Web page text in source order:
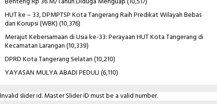
HUT ke – 33, DPMPTSP Kota Tangerang Raih Predikat Wilayah Bebas
dari Korupsi (WBK)(10,376)
Merajut Kebersamaan di Usia ke-33: Perayaan HUT Kota Tangerang di
Kecamatan Larangan(10,339)
DPRD Kota Tangerang Selatan(10,210)
YAYASAN MULYA ABADI PEDULI(6,110)
Invalid slider id. Master Slider ID must be a valid number.